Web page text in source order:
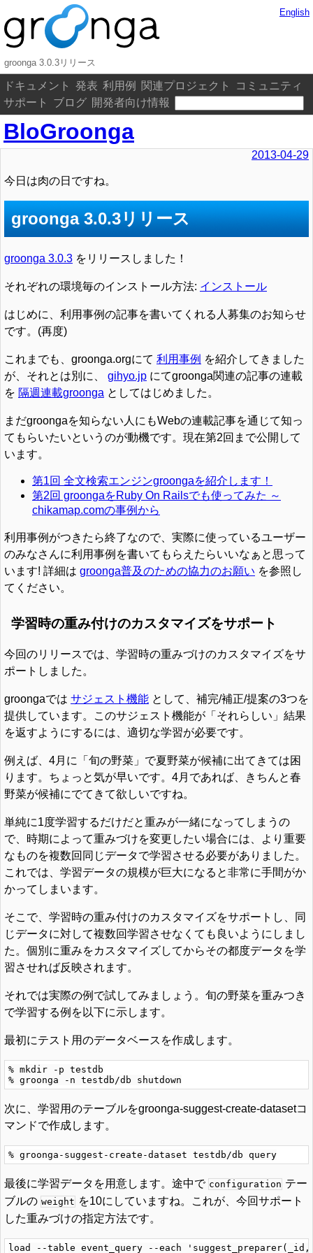
groonga 3.0.3リリース
ドキュメント 発表 利用例 関連プロジェクト
コミュニティ
サポート
ブログ 開発者向け情報
English
BloGroonga
2013-04-29
今日は肉の日ですね。
groonga 3.0.3リリース
groonga 3.0.3 をリリースしました！
それぞれの環境毎のインストール方法: インストール
はじめに、利用事例の記事を書いてくれる人募集のお知らせ
です。(再度)
これまでも、groonga.orgにて 利用事例 を紹介してきました
が、それとは別に、 gihyo.jp にてgroonga関連の記事の連載
を 隔週連載groonga としてはじめました。
まだgroongaを知らない人にもWebの連載記事を通じて知っ
てもらいたいというのが動機です。現在第2回まで公開して
います。
第1回 全文検索エンジンgroongaを紹介します！
第2回 groongaをRuby On Railsでも使ってみた ～
chikamap.comの事例から
利用事例がつきたら終了なので、実際に使っているユーザー
のみなさんに利用事例を書いてもらえたらいいなぁと思って
います! 詳細は groonga普及のための協力のお願い を参照し
てください。
学習時の重み付けのカスタマイズをサポート
今回のリリースでは、学習時の重みづけのカスタマイズをサ
ポートしました。
groongaでは サジェスト機能 として、補完/補正/提案の3つを
提供しています。このサジェスト機能が「それらしい」結果
を返すようにするには、適切な学習が必要です。
例えば、4月に「旬の野菜」で夏野菜が候補に出てきては困
ります。ちょっと気が早いです。4月であれば、きちんと春
野菜が候補にでてきて欲しいですね。
単純に1度学習するだけだと重みが一緒になってしまうの
で、時期によって重みづけを変更したい場合には、より重要
なものを複数回同じデータで学習させる必要がありました。
これでは、学習データの規模が巨大になると非常に手間がか
かってしまいます。
そこで、学習時の重み付けのカスタマイズをサポートし、同
じデータに対して複数回学習させなくても良いようにしまし
た。個別に重みをカスタマイズしてからその都度データを学
習させれば反映されます。
それでは実際の例で試してみましょう。旬の野菜を重みつき
で学習する例を以下に示します。
最初にテスト用のデータベースを作成します。
% mkdir -p testdb
次に、学習用のテーブルをgroonga-suggest-create-datasetコ
マンドで作成します。
最後に学習データを用意します。途中で configuration テー
ブルの weight を10にしていますね。これが、今回サポート
した重みづけの指定方法です。
load --table event_query --each